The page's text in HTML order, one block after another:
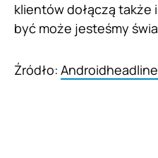
klientów dołączą także
być może jesteśmy
Źródło: